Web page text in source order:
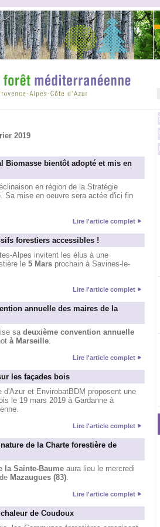
2019
Biomasse bientôt adopté et mis en
en région de la Stratégie
Sa mise en oeuvre sera actée d'ici fin
Lire l'article complet
forestiers accessibles !
Alpes invitent les élus à une
le 5 Marsprochain à Savines-le-
Lire l'article complet
annuelle des maires de la
sa deuxième convention annuelle
à Marseille.
Lire l'article complet
les façades bois
et EnvirobatBDM proposent une
le 19 mars 2019 à Gardanne à
Lire l'article complet
de la Charte forestière de
la Sainte-Baumeaura lieu le mercredi
Mazaugues (83).
Lire l'article complet
de Coudoux